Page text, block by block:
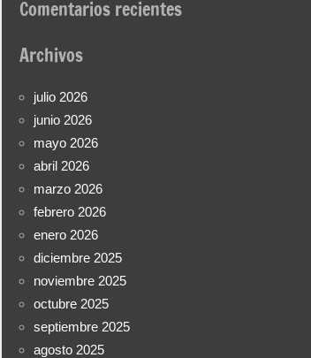
Comentarios recientes
Archivos
julio 2026
junio 2026
mayo 2026
abril 2026
marzo 2026
febrero 2026
enero 2026
diciembre 2025
noviembre 2025
octubre 2025
septiembre 2025
agosto 2025